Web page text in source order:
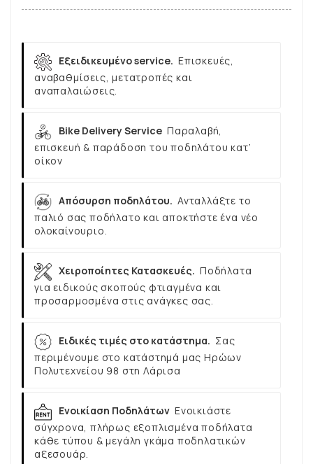
Εξειδικευμένο service. Επισκευές,
αναβαθμίσεις, μετατροπές και
αναπαλαιώσεις.
Bike Delivery Service Παραλαβή,
επισκευή & παράδοση του ποδηλάτου κατ’
οίκον
Απόσυρση ποδηλάτου. Ανταλλάξτε το
παλιό σας ποδήλατο και αποκτήστε ένα νέο
ολοκαίνουριο.
Χειροποίητες Κατασκευές. Ποδήλατα
για ειδικούς σκοπούς φτιαγμένα και
προσαρμοσμένα στις ανάγκες σας.
Ειδικές τιμές στο κατάστημα. Σας
περιμένουμε στο κατάστημά μας Ηρώων
Πολυτεχνείου 98 στη Λάρισα
Ενοικίαση Ποδηλάτων Ενοικιάστε
σύγχρονα, πλήρως εξοπλισμένα ποδήλατα
κάθε τύπου & μεγάλη γκάμα ποδηλατικών
αξεσουάρ.